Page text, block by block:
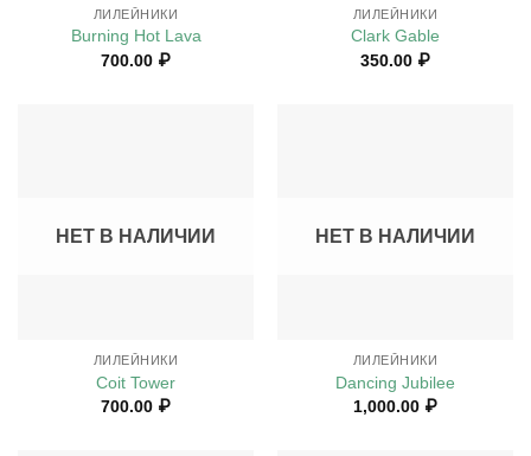
ЛИЛЕЙНИКИ
Burning Hot Lava
700.00 ₽
ЛИЛЕЙНИКИ
Clark Gable
350.00 ₽
НЕТ В НАЛИЧИИ
ЛИЛЕЙНИКИ
Coit Tower
700.00 ₽
НЕТ В НАЛИЧИИ
ЛИЛЕЙНИКИ
Dancing Jubilee
1,000.00 ₽